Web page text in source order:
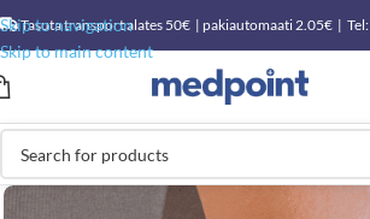
Skip to navigation
Skip to main content
Tasuta transport alates 50€ | pakiautomaati 2.05€ | Tel: